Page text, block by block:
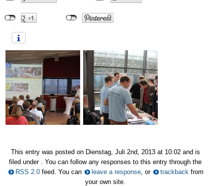
This entry was posted on Dienstag, Juli 2nd, 2013 at 10:02 and is
filed under . You can follow any responses to this entry through the
RSS 2.0feed. You can leave a response, or trackback from
your own site.